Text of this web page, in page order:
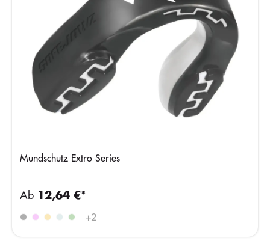
Mundschutz Extro Series
+2
Ab 12,64 €*